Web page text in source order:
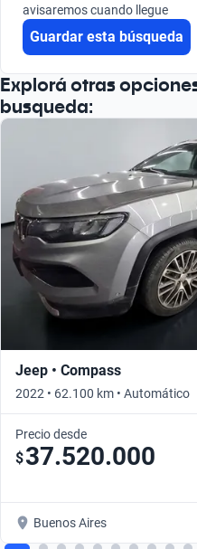
Buscá por versión
Buscá por año
avisaremos cuando llegue
Guardar esta búsqueda
Explorá otras
busqueda:
Jeep • Compass
2022 • 62.100 km • Automático
Precio desde
$37.520.000
Buenos Aires